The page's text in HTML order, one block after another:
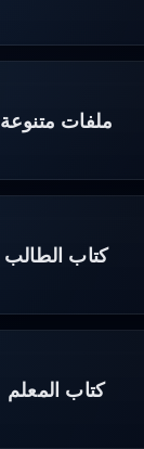
ملفات متنوعة
كتاب الطالب
كتاب المعلم